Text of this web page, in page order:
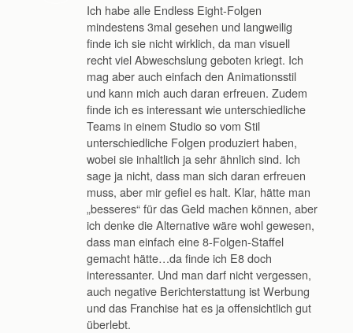
Ich habe alle Endless Eight-Folgen
mindestens 3mal gesehen und langweilig
finde ich sie nicht wirklich, da man visuell
recht viel Abweschslung geboten kriegt. Ich
mag aber auch einfach den Animationsstil
und kann mich auch daran erfreuen. Zudem
finde ich es interessant wie unterschiedliche
Teams in einem Studio so vom Stil
unterschiedliche Folgen produziert haben,
wobei sie inhaltlich ja sehr ähnlich sind. Ich
sage ja nicht, dass man sich daran erfreuen
muss, aber mir gefiel es halt. Klar, hätte man
„besseres“ für das Geld machen können, aber
ich denke die Alternative wäre wohl gewesen,
dass man einfach eine 8-Folgen-Staffel
gemacht hätte…da finde ich E8 doch
interessanter. Und man darf nicht vergessen,
auch negative Berichterstattung ist Werbung
und das Franchise hat es ja offensichtlich gut
überlebt.